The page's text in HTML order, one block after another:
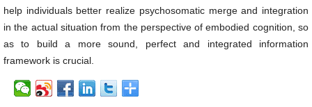
help individuals better realize psychosomatic merge and integration
in the actual situation from the perspective of embodied cognition, so
as to build a more sound, perfect and integrated information
framework is crucial.